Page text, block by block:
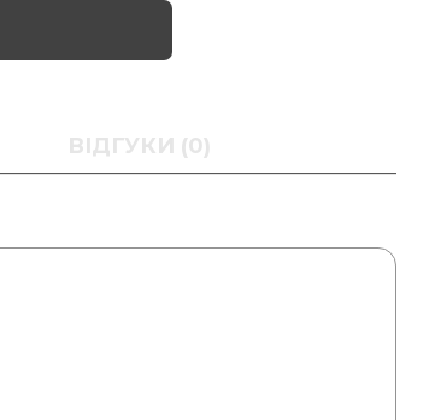
ВІДГУКИ (0)